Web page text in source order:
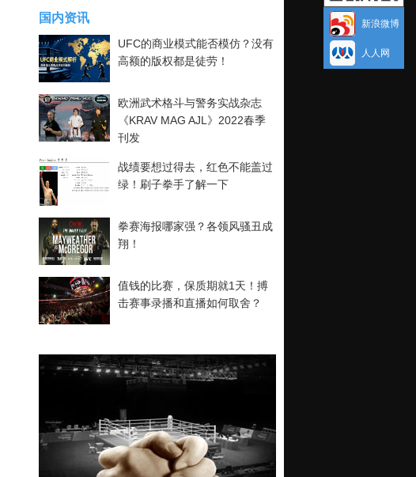
国内资讯
UFC的商业模式能否模仿？没有
高额的版权都是徒劳！
欧洲武术格斗与警务实战杂志
《KRAV MAG AJL》2022春季
刊发
战绩要想过得去，红色不能盖过
绿！刷子拳手了解一下
拳赛海报哪家强？各领风骚丑成
翔！
值钱的比赛，保质期就1天！搏
击赛事录播和直播如何取舍？
新浪微博
人人网